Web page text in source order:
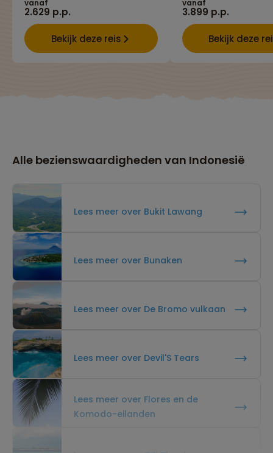
vanaf
2.629 p.p.
Bekijk deze reis
vanaf
3.899 p.p.
Bekijk deze
Alle bezienswaardigheden van Indonesië
Lees meer over Bukit Lawang
Lees meer over Bunaken
Lees meer over De Bromo vulkaan
Lees meer over Devil'S Tears
Lees meer over Flores en de
Komodo-eilanden